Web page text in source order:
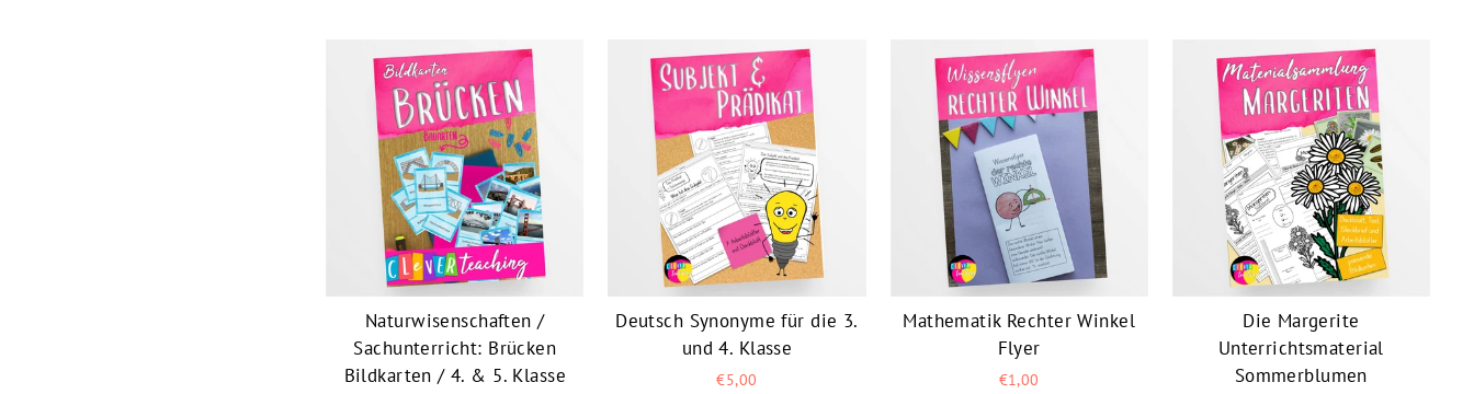
Naturwisenschaften /
Sachunterricht: Brücken
Bildkarten / 4. & 5. Klasse
Deutsch Synonyme für die 3.
und 4. Klasse
€5,00
Mathematik Rechter Winkel
Flyer
€1,00
Die Margerite
Unterrichtsmaterial
Sommerblumen